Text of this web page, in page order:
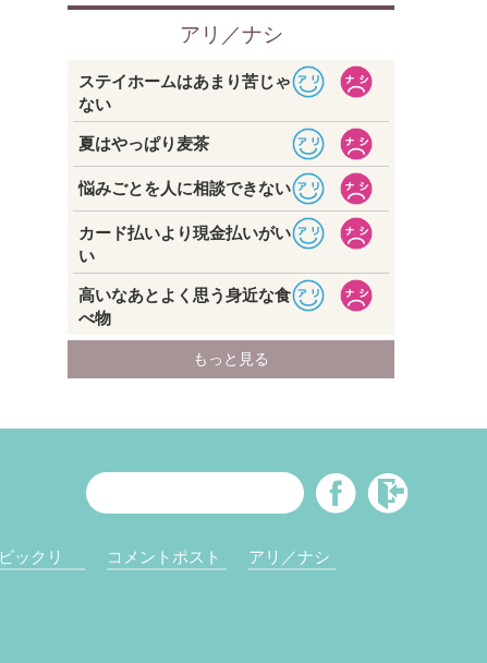
ビックリ コメントポスト アリ／ナシ